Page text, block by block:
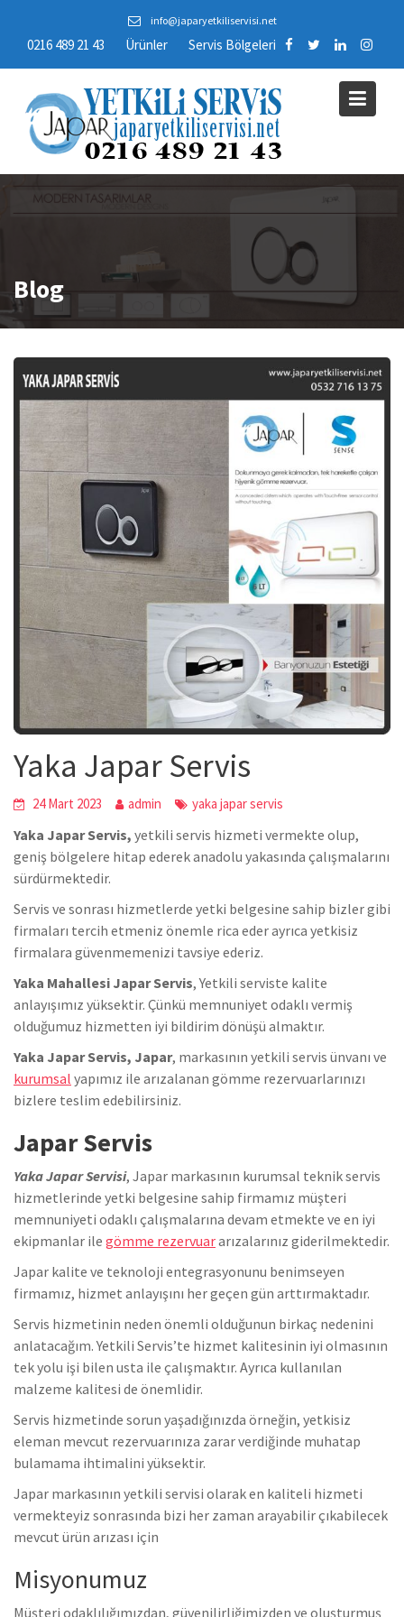
content
info@japaryetkiliservisi.net
0216 489 21 43 Ürünler Servis Bölgeleri
Blog
Yaka Japar Servis
24 Mart 2023 admin yaka japar servis
Yaka Japar Servis, yetkili servis hizmeti vermekte olup,
geniş bölgelere hitap ederek anadolu yakasında çalışmalarını
sürdürmektedir.
Servis ve sonrası hizmetlerde yetki belgesine sahip bizler gibi
firmaları tercih etmeniz önemle rica eder ayrıca yetkisiz
firmalara güvenmemenizi tavsiye ederiz.
Yaka Mahallesi Japar Servis, Yetkili serviste kalite
anlayışımız yüksektir. Çünkü memnuniyet odaklı vermiş
olduğumuz hizmetten iyi bildirim dönüşü almaktır.
Yaka Japar Servis, Japar, markasının yetkili servis ünvanı ve
kurumsal yapımız ile arızalanan gömme rezervuarlarınızı
bizlere teslim edebilirsiniz.
Japar Servis
Yaka Japar Servisi, Japar markasının kurumsal teknik servis
hizmetlerinde yetki belgesine sahip firmamız müşteri
memnuniyeti odaklı çalışmalarına devam etmekte ve en iyi
ekipmanlar ile gömme rezervuararızalarınız giderilmektedir.
Japar kalite ve teknoloji entegrasyonunu benimseyen
firmamız, hizmet anlayışını her geçen gün arttırmaktadır.
Servis hizmetinin neden önemli olduğunun birkaç nedenini
anlatacağım. Yetkili Servis’te hizmet kalitesinin iyi olmasının
tek yolu işi bilen usta ile çalışmaktır. Ayrıca kullanılan
malzeme kalitesi de önemlidir.
Servis hizmetinde sorun yaşadığınızda örneğin, yetkisiz
eleman mevcut rezervuarınıza zarar verdiğinde muhatap
bulamama ihtimalini yüksektir.
Japar markasının yetkili servisi olarak en kaliteli hizmeti
vermekteyiz sonrasında bizi her zaman arayabilir çıkabilecek
mevcut ürün arızası için
Misyonumuz
Müşteri odaklılığımızdan, güvenilirliğimizden ve oluşturmuş